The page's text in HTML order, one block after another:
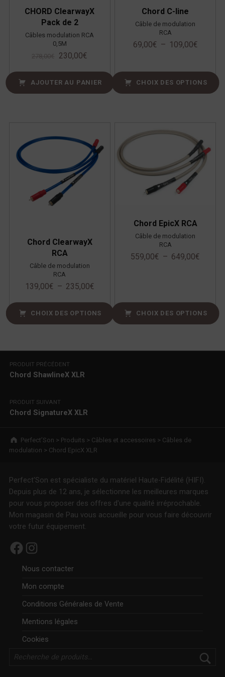
CHORD ClearwayX
Pack de 2
Câbles modulation RCA
0,5M
230,00€
AJOUTER AU PANIER
Chord C-line
Câble de modulation
RCA
69,00€ – 109,00€
CHOIX DES OPTIONS
Chord ClearwayX
RCA
Câble de modulation
RCA
139,00€ – 235,00€
CHOIX DES OPTIONS
Chord EpicX RCA
Câble de modulation
RCA
559,00€ – 649,00€
CHOIX DES OPTIONS
Navigation de l’article
PRODUIT PRÉCÉDENT
Chord ShawlineX XLR
PRODUIT SUIVANT
Chord SignatureX XLR
Breadcrumbs navigation
Perfect’Son > Produits > Câbles et accessoires > Câbles de
modulation > Chord EpicX XLR
Perfect'Son est spécialiste du matériel Haute-Fidélité (HIFI).
Depuis plus de 12 ans, je sélectionne les meilleures marques
pour vous proposer des offres d'une qualité irréprochable.
Mon magasin de Pau vous accueille pour vous faire découvrir
votre futur équipement.
Facebook Instagram
Nous contacter
Mon compte
Conditions Générales de Vente
Mentions légales
Cookies